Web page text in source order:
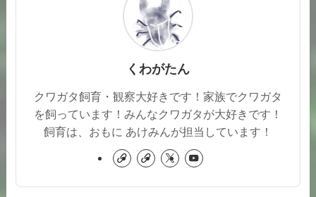
くわがたん
クワガタ飼育・観察大好きです！家族でクワガタ
を飼っています！みんなクワガタが大好きです！
飼育は、おもに あけみんが担当しています！